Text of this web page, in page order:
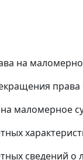
права
сведений о